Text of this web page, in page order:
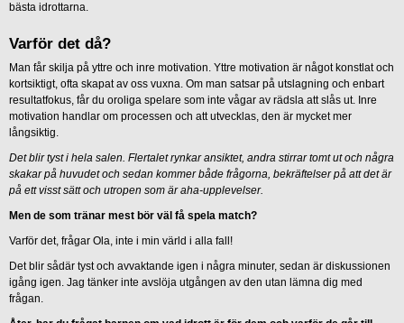
bästa idrottarna.
Varför det då?
Man får skilja på yttre och inre motivation. Yttre motivation är något konstlat och
kortsiktigt, ofta skapat av oss vuxna. Om man satsar på utslagning och enbart
resultatfokus, får du oroliga spelare som inte vågar av rädsla att slås ut. Inre
motivation handlar om processen och att utvecklas, den är mycket mer
långsiktig.
Det blir tyst i hela salen. Flertalet rynkar ansiktet, andra stirrar tomt ut och några
skakar på huvudet och sedan kommer både frågorna, bekräftelser på att det är
på ett visst sätt och utropen som är aha-upplevelser.
Men de som tränar mest bör väl få spela match?
Varför det, frågar Ola, inte i min värld i alla fall!
Det blir sådär tyst och avvaktande igen i några minuter, sedan är diskussionen
igång igen. Jag tänker inte avslöja utgången av den utan lämna dig med
frågan.